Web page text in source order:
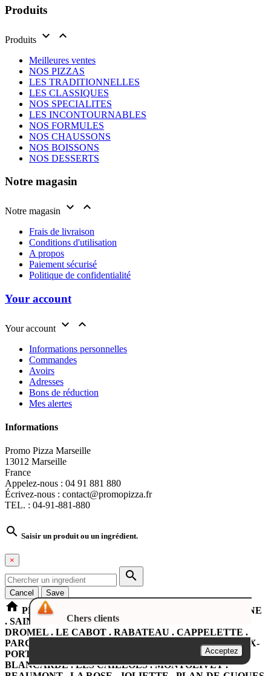
Produits
Produits  
Meilleures ventes
NOS PIZZAS
LES TRADITIONNELLES
LES CLASSIQUES
NOS SPECIALITES
LES INCONTOURNABLES
NOS FORMULES
NOS CHAUSSONS
NOS BOISSONS
NOS DESSERTS
Notre magasin
Notre magasin  
Frais de livraison
Conditions d'utilisation
A propos
Paiement sécurisé
Politique de confidentialité
Your account
Your account  
Informations personnelles
Commandes
Avoirs
Adresses
Bons de réduction
Mes alertes
Informations
Promo Pizza Marseille
13012 Marseille
France
Appelez-nous : 04 91 881 880
Écrivez-nous : contact@promopizza.fr
TEL. : 04-91-881-880
Chers clients
Acceptez
 Saisir un produit ou un ingrédient.
×

Cancel Save
home PROMOPIZZA Marseille LA PENNE SUR HUVEAUNE
. SAINT-LOUP . SAINT-TRON . ROMAIN-ROLLAND .
DROMEL . LE CABOT . RABATEAU . CAPPELETTE .
PARC DU 26em CENTENAIRE . CASTELLANE . VIEUX-
PORT . LA PLAINE . LE JARRET . SAINT-PIERRE .
BLANCARDE . LES CAILLOLS . MONTOLIVET .